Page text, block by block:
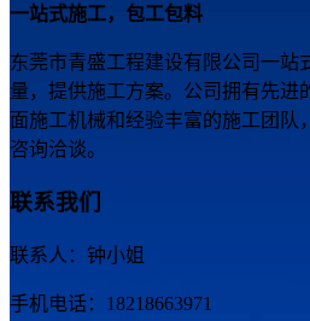
一站式施工，包工包料
东莞市青盛工程建设有限公司一站
量，提供施工方案。公司拥有先进
面施工机械和经验丰富的施工团队
咨询洽谈。
联系我们
联系人：钟小姐
手机电话：18218663971